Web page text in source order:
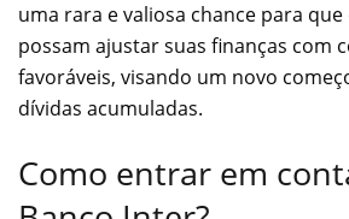
uma rara e valiosa chance para
possam ajustar suas finanças com
favoráveis, visando um novo
dívidas acumuladas.
Como entrar em